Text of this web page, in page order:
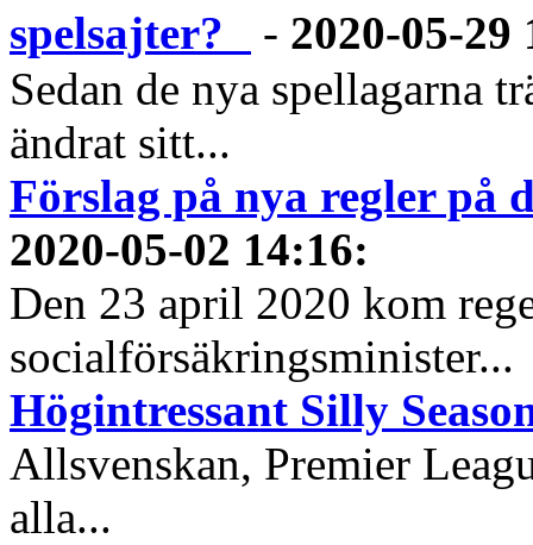
spelsajter?
- 2020-05-29
Sedan de nya spellagarna
ändrat sitt...
Förslag på nya regler på
2020-05-02 14:16:
Den 23 april 2020 kom
socialförsäkringsminister...
Högintressant Silly
Allsvenskan, Premier
alla...